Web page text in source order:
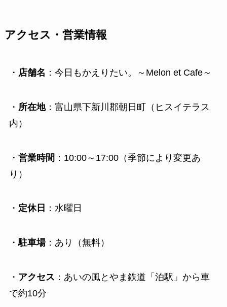
アクセス・営業情報
・ 店舗名 ：今日もかえりたい。～Melon et Cafe～
・ 所在地：富山県下新川郡朝日町（ヒスイテラス
内）
・ 営業時間 ：10:00～17:00（季節により変更あ
り）
・ 定休日 ：水曜日
・駐車場：あり（無料）
・ アクセス ：あいの風とやま鉄道「泊駅」から車
で約10分